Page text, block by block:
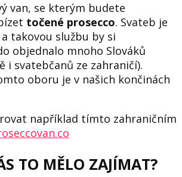
van, se kterým budete
točené prosecco. Svateb je
takovou službu by si
objednalo mnoho Slováků
i svatebčanů ze zahraničí).
oboru je v našich končinách
například tímto zahraničním
TO MĚLO ZAJÍMAT?